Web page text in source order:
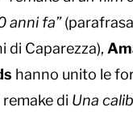
anni fa”
di Caparezza),
hanno unito le
di Una